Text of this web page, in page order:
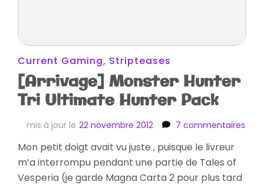
Current Gaming, Stripteases
[Arrivage] Monster Hunter
Tri Ultimate Hunter Pack
mis à jour le 22 novembre 2012 7 commentaires
Mon petit doigt avait vu juste , puisque le livreur
m’a interrompu pendant une partie de Tales of
Vesperia (je garde Magna Carta 2 pour plus tard